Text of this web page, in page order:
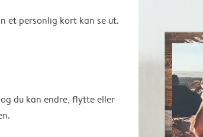
et personlig kort kan se ut.
du kan endre, flytte eller